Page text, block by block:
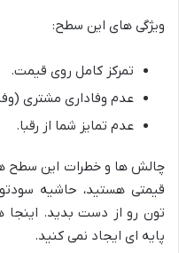
ویژگی های این سطح:
تمرکز کامل روی قیمت.
عدم وفاداری مشتری
عدم تمایز شما از رقبا.
چالش ها و خطرات این سطح
قیمتی هستید، حاشیه
تون رو از دست بدید. اینجا
پایه ای ایجاد نمی کنید.